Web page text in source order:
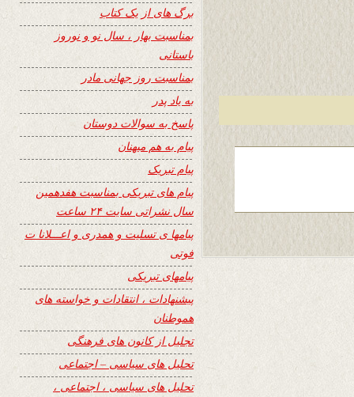
برگ های از یک کتاب
بمناسبت بهار ، سال نو و نوروز
باستانی
بمناسبت روز جهانی مادر
به یاد پدر
پاسخ به سوالات دوستان
پیام به هم میهنان
پیام تبریک
پیام های تبریکی بمناسبت هفدهمین
سال نشراتی سایت ۲۴ ساعت
پیامها ی تسلیت و همدری و اعـــلانا ت
فوتی
پیامهای تبریکی
پیشنهادات ، انتقادات و خواسته های
هموطنان
تجلیل از کانون های فرهنگی
تحلیل های سیاسی – اجتماعی
تحلیل های سیاسی ، اجتماعی ،